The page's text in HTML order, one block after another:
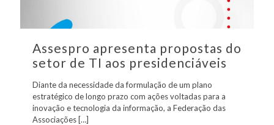
Assespro apresenta propostas do
setor de TI aos presidenciáveis
Diante da necessidade da formulação de um plano
estratégico de longo prazo com ações voltadas para a
inovação e tecnologia da informação, a Federação das
Associações[…]